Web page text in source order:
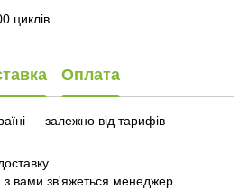
циклів
Оплата
— залежно від тарифів
вами зв'яжеться менеджер